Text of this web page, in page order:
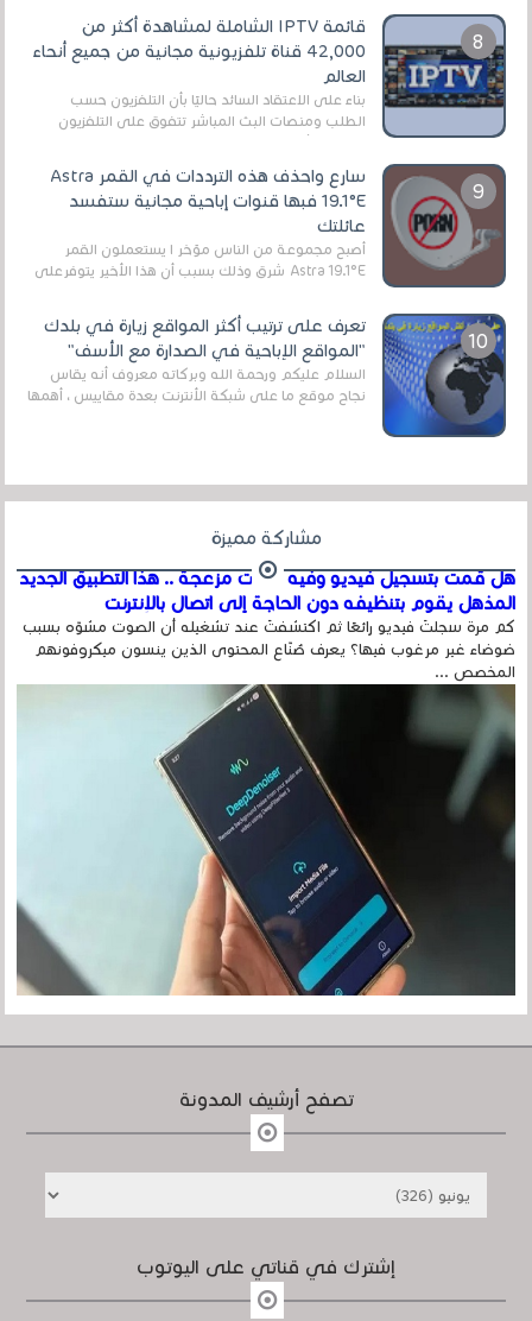
قائمة IPTV الشاملة لمشاهدة أكثر من
42,000 قناة تلفزيونية مجانية من جميع أنحاء
العالم
بناءً على الاعتقاد السائد حاليًا بأن التلفزيون حسب
الطلب ومنصات البث المباشر تتفوق على التلفزيون
سارع واحذف هذه الترددات في القمر Astra
19.1°E فبها قنوات إباحية مجانية ستفسد
عائلتك
أصبح مجموعة من الناس مؤخر ا يستعملون القمر
Astra 19.1°E شرق وذلك بسبب أن هذا الأخير يتوفرعلى
تعرف على ترتيب أكثر المواقع زيارة في بلدك
"المواقع الإباحية في الصدارة مع الأسف"
السلام عليكم ورحمة الله وبركاته معروف أنه يقاس
نجاح موقع ما على شبكة الأنترنت بعدة مقاييس ، أهمها
مشاركة مميزة
هل قمت بتسجيل فيديو وفيه أصوت مزعجة .. هذا التطبيق الجديد
المذهل يقوم بتنظيفه دون الحاجة إلى اتصال بالإنترنت
كم مرة سجلتَ فيديو رائعًا ثم اكتشفتَ عند تشغيله أن الصوت مشوّه بسبب
ضوضاء غير مرغوب فيها؟ يعرف صُنّاع المحتوى الذين ينسون ميكروفونهم
المخصص ...
تصفح أرشيف المدونة
إشترك في قناتي على اليوتوب